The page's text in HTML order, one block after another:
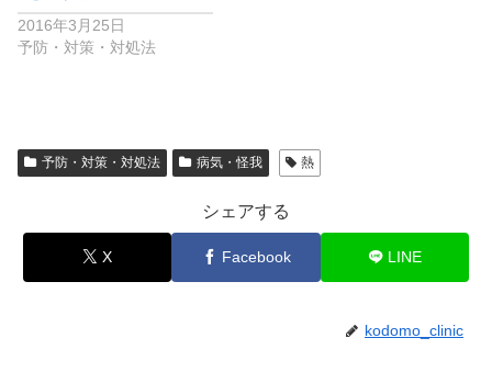
2016年3月25日
予防・対策・対処法
予防・対策・対処法 病気・怪我 熱
シェアする
X Facebook LINE
kodomo_clinic